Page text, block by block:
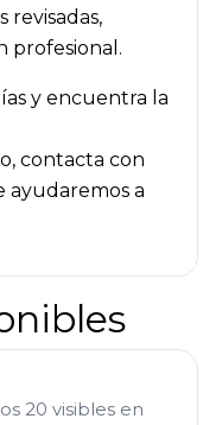
revisadas,
profesional.
y encuentra la
contacta con
ayudaremos a
20 visibles en